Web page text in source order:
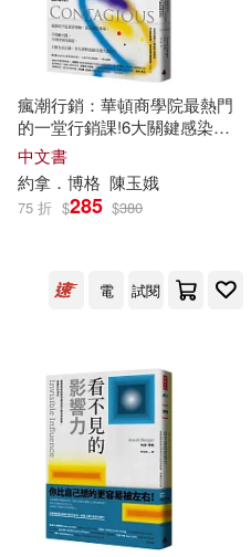
作者 (可複選)
約拿．博格(13)
凱斯．桑思坦(1)
時報出版(13)
配送方式 (可複選)
瘋潮行銷：華頓商學院最熱門
的一堂行銷課!6大關鍵感染
力，瞬間引爆大流行【暢銷新
裝版】
中文書
約拿 ． 博格 陳玉娥
75 折 $285 $380
電 試閱